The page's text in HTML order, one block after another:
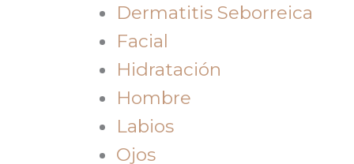
Dermatitis Seborreica
Facial
Hidratación
Hombre
Labios
Ojos